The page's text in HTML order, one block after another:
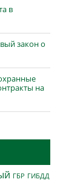
в
закон о
на
ГБР ГИБДД